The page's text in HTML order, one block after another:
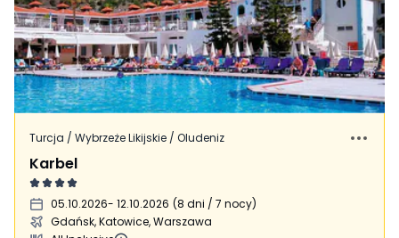
Turcja / Wybrzeże Likijskie / Oludeniz
Karbel
05.10.2026- 12.10.2026 (8 dni / 7 nocy)
Gdańsk, Katowice, Warszawa